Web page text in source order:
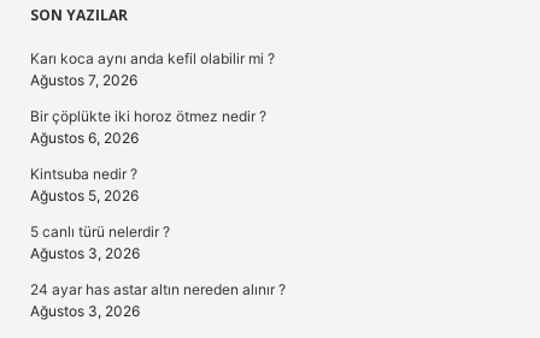
Sidebar
SON YAZILAR
Karı koca aynı anda kefil olabilir mi ?
Ağustos 7, 2026
Bir çöplükte iki horoz ötmez nedir ?
Ağustos 6, 2026
Kintsuba nedir ?
Ağustos 5, 2026
5 canlı türü nelerdir ?
Ağustos 3, 2026
24 ayar has astar altın nereden alınır ?
Ağustos 3, 2026